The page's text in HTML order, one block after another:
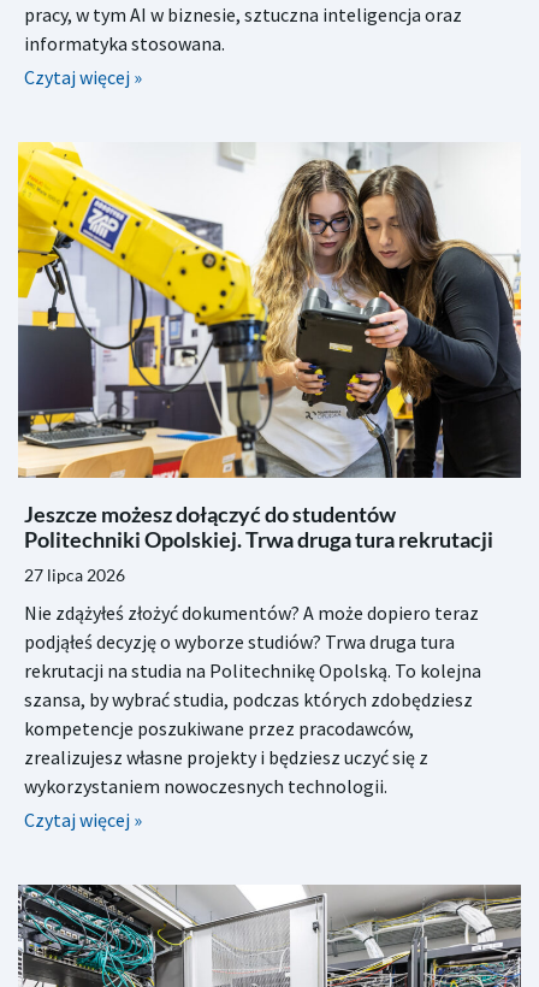
pracy, w tym AI w biznesie, sztuczna inteligencja oraz
informatyka stosowana.
Czytaj więcej »
Jeszcze możesz dołączyć do studentów
Politechniki Opolskiej. Trwa druga tura rekrutacji
27 lipca 2026
Nie zdążyłeś złożyć dokumentów? A może dopiero teraz
podjąłeś decyzję o wyborze studiów? Trwa druga tura
rekrutacji na studia na Politechnikę Opolską. To kolejna
szansa, by wybrać studia, podczas których zdobędziesz
kompetencje poszukiwane przez pracodawców,
zrealizujesz własne projekty i będziesz uczyć się z
wykorzystaniem nowoczesnych technologii.
Czytaj więcej »